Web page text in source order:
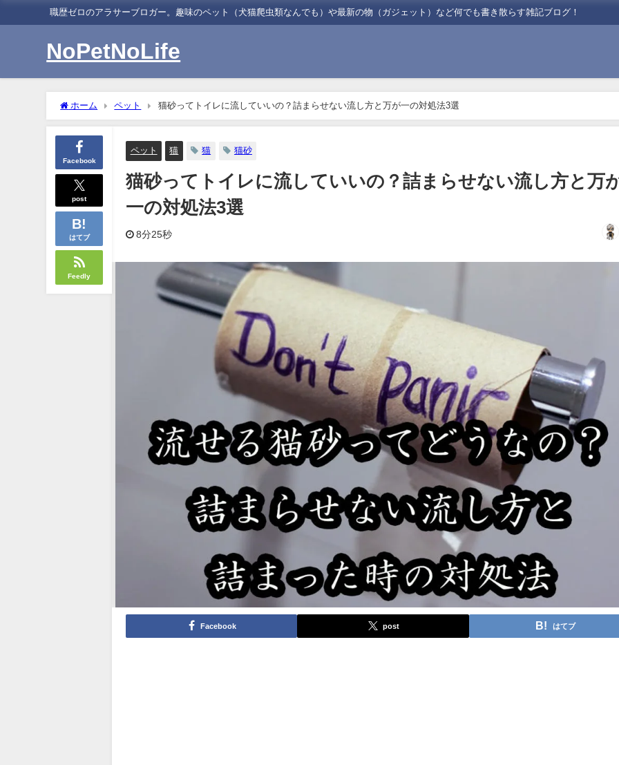
職歴ゼロのアラサーブロガー。趣味のペット（犬猫爬虫類なんでも）や最新の物（ガジェット）など何でも書き散らす雑記ブログ！
NoPetNoLife
ホーム ペット 猫砂ってトイレに流していいの？詰まらせない流し方と万が一の対処法3選
Facebook
post
はてブ
Feedly
ペット 猫 猫 猫砂
猫砂ってトイレに流していいの？詰まらせない流し方と万
一の対処法3選
8分25秒
Facebook post はてブ